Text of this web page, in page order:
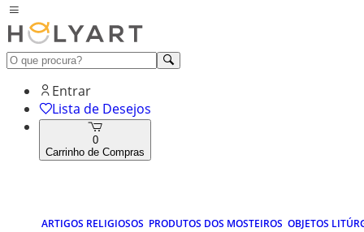
Entrar
Lista de Desejos
0
Carrinho de Compras
ARTIGOS RELIGIOSOS PRODUTOS DOS MOSTEIROS OBJETOS